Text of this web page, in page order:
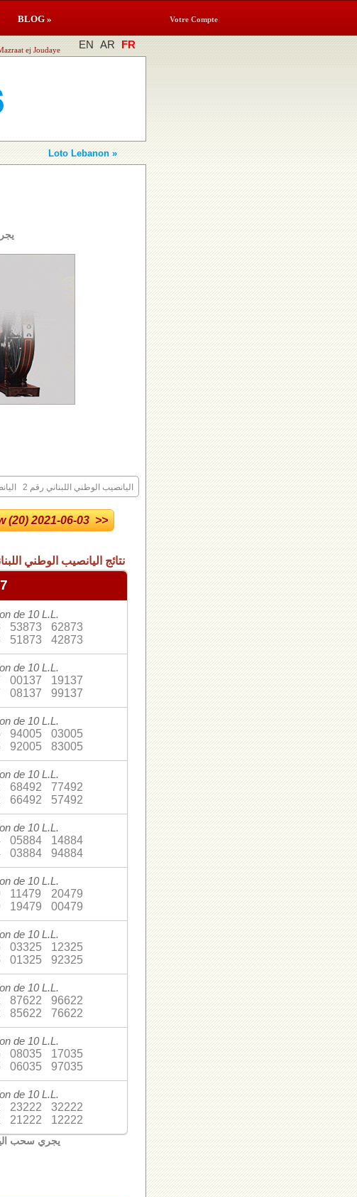
BLOG » Votre Compte
ej Joudaye EN AR FR
Loto Lebanon »
3 2 اليانصيب الوطني اللبناني رقم
2021-06-03 >>
نتائج اليانصيب الوطني
de 10 L.L.
53873
62873
51873 42873
de 10 L.L.
00137
19137
08137 99137
de 10 L.L.
94005
03005
92005 83005
de 10 L.L.
68492
77492
66492 57492
de 10 L.L.
05884
14884
03884 94884
de 10 L.L.
11479
20479
19479 00479
de 10 L.L.
03325
12325
01325 92325
de 10 L.L.
87622
96622
85622 76622
de 10 L.L.
08035
17035
06035 97035
de 10 L.L.
23222
32222
21222 12222
يجري سحب